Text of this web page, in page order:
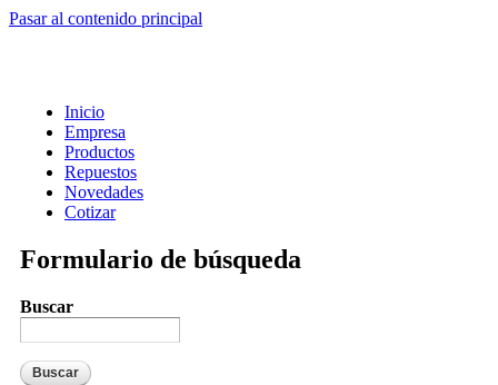
Pasar al contenido principal
Inicio
Empresa
Productos
Repuestos
Novedades
Cotizar
Formulario de búsqueda
Buscar